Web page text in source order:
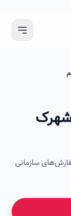
سازمانی